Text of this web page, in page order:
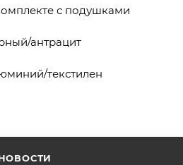
с подушками
антрацит
текстилен